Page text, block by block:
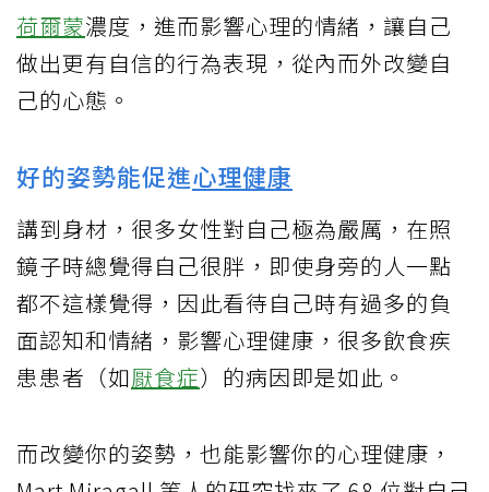
荷爾蒙濃度，進而影響心理的情緒，讓自己
做出更有自信的行為表現，從內而外改變自
己的心態。
好的姿勢能促進心理健康
講到身材，很多女性對自己極為嚴厲，在照
鏡子時總覺得自己很胖，即使身旁的人一點
都不這樣覺得，因此看待自己時有過多的負
面認知和情緒，影響心理健康，很多飲食疾
患患者（如厭食症）的病因即是如此。
而改變你的姿勢，也能影響你的心理健康，